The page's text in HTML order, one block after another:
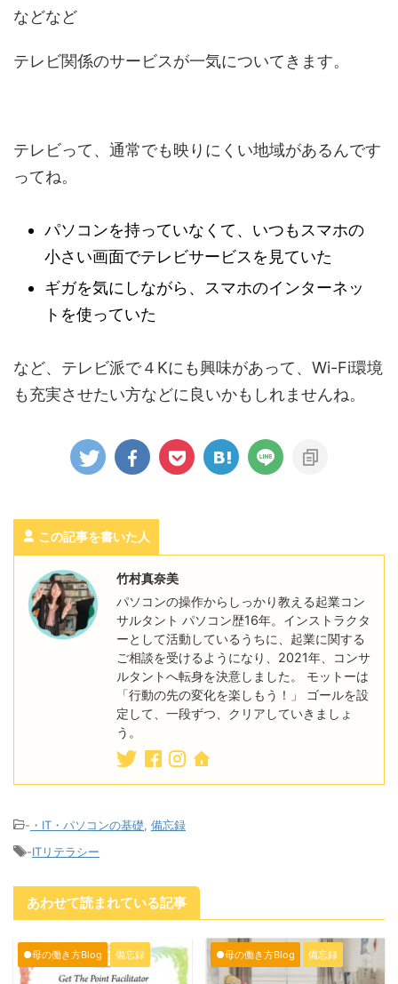
などなど
テレビ関係のサービスが一気についてきます。
テレビって、通常でも映りにくい地域があるんです
ってね。
パソコンを持っていなくて、いつもスマホの
小さい画面でテレビサービスを見ていた
ギガを気にしながら、スマホのインターネッ
トを使っていた
など、テレビ派で４Kにも興味があって、Wi-Fi環境
も充実させたい方などに良いかもしれませんね。
この記事を書いた人
竹村真奈美
パソコンの操作からしっかり教える起業コン
サルタント パソコン歴16年。インストラクタ
ーとして活動しているうちに、起業に関する
ご相談を受けるようになり、2021年、コンサ
ルタントへ転身を決意しました。 モットーは
「行動の先の変化を楽しもう！」 ゴールを設
定して、一段ずつ、クリアしていきましょ
う。
- ・IT・パソコンの基礎 備忘録
-ITリテラシー
あわせて読まれている記事
●母の働き方Blog 備忘録 ●母の働き方Blog 備忘録